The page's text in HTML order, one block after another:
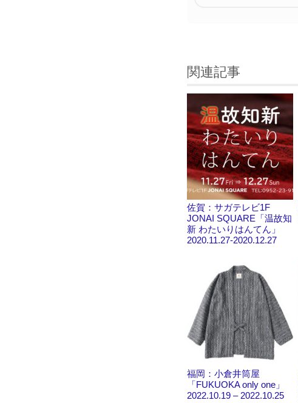
関連記事
佐賀：サガテレビ1F
JONAI SQUARE「温故知
新 わたいりはんてん」
2020.11.27-2020.12.27
福岡：小倉井筒屋
「FUKUOKA only one」
2022.10.19 – 2022.10.25